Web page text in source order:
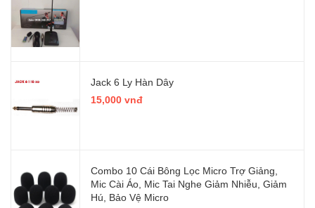
Jack 6 Ly Hàn Dây
15,000 vnđ
Combo 10 Cái Bông Lọc Micro Trợ Giảng,
Mic Cài Áo, Mic Tai Nghe Giảm Nhiễu, Giảm
Hú, Bảo Vệ Micro